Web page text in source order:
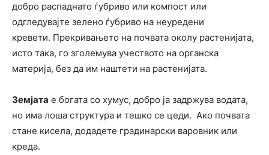
добро распаднато ѓубриво или компост или
одгледувајте зелено ѓубриво на неуредени
кревети. Прекривањето на почвата околу растенијата,
исто така, го зголемува учеството на органска
материја, без да им наштети на растенијата.
Земјата е богата со хумус, добро ја задржува водата,
но има лоша структура и тешко се цеди. Ако почвата
стане кисела, додадете градинарски варовник или
креда.